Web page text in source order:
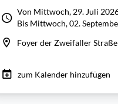
Von Mittwoch, 29. Juli
Bis Mittwoch, 02.
Foyer der Zweifaller
zum Kalender hinzufügen